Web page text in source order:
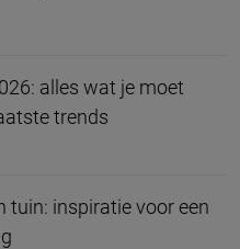
alles wat je moet
trends
tuin: inspiratie voor een